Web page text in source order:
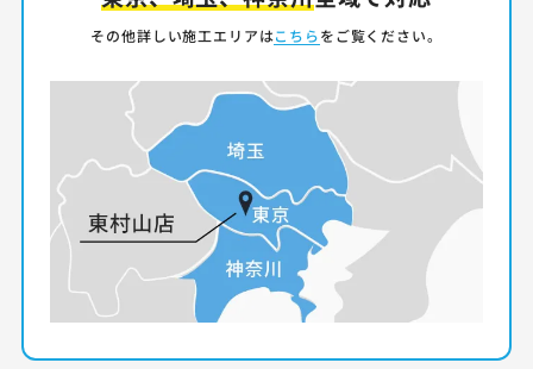
その他詳しい施工エリアはこちらをご覧ください。